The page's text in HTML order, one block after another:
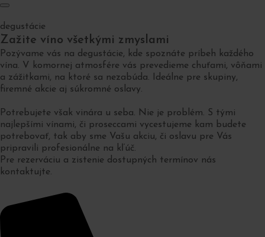
degustácie
Zažite víno všetkými zmyslami
Pozývame vás na degustácie, kde spoznáte príbeh každého
vína. V komornej atmosfére vás prevedieme chuťami, vôňami
a zážitkami, na ktoré sa nezabúda. Ideálne pre skupiny,
firemné akcie aj súkromné oslavy.
Potrebujete však vinára u seba. Nie je problém. S tými
najlepšími vínami, či proseccami vycestujeme kam budete
potrebovať, tak aby sme Vašu akciu, či oslavu pre Vás
pripravili profesionálne na kľúč.
Pre rezerváciu a zistenie dostupných termínov nás
kontaktujte.